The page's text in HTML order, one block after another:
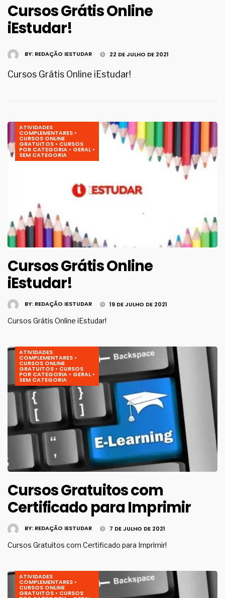
Cursos Grátis Online
iEstudar!
BY: REDAÇÃO IESTUDAR 22 DE JULHO DE 2021
Cursos Grátis Online iEstudar!
ATIVIDADES
COMPLEMENTARES •
CURSOS ONLINE
GRATUITOS • CURSOS
POR CATEGORIA • GERAL•
SEM CATEGORIA
Cursos Grátis Online
iEstudar!
BY: REDAÇÃO IESTUDAR 19 DE JULHO DE 2021
Cursos Grátis Online iEstudar!
ATIVIDADES
COMPLEMENTARES •
CURSOS ONLINE
GRATUITOS • CURSOS
POR CATEGORIA • GERAL•
SEM CATEGORIA
Cursos Gratuitos com
Certificado para Imprimir
BY: REDAÇÃO IESTUDAR 7 DE JULHO DE 2021
Cursos Gratuitos com Certificado para Imprimir!
ATIVIDADES
COMPLEMENTARES •
CURSOS ONLINE
GRATUITOS • CURSOS